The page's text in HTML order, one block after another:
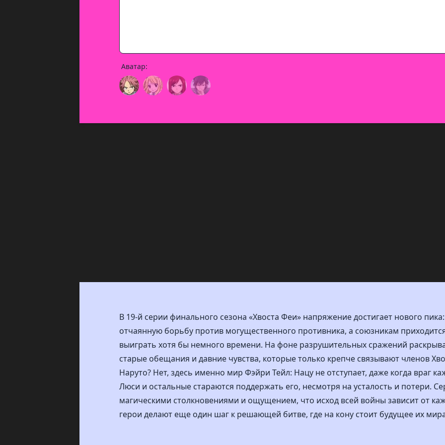
Аватар:
В 19-й серии финального сезона «Хвоста Феи» напряжение достигает нового
отчаянную борьбу против могущественного противника, а союзникам
выиграть хотя бы немного времени. На фоне разрушительных сражений
старые обещания и давние чувства, которые только крепче связывают членов
Наруто? Нет, здесь именно мир Фэйри Тейл: Нацу не отступает, даже когда враг
Люси и остальные стараются поддержать его, несмотря на усталость и потери.
магическими столкновениями и ощущением, что исход всей войны зависит от
герои делают еще один шаг к решающей битве, где на кону стоит будущее их